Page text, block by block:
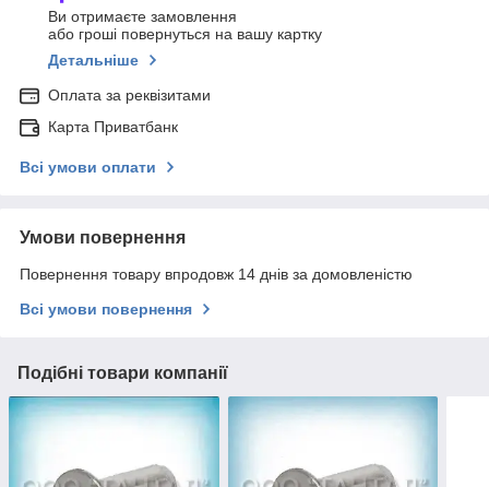
Ви отримаєте замовлення
або гроші повернуться на вашу картку
Детальніше
Оплата за реквізитами
Карта Приватбанк
Всі умови оплати
Умови повернення
Повернення товару впродовж 14 днів за домовленістю
Всі умови повернення
Подібні товари компанії